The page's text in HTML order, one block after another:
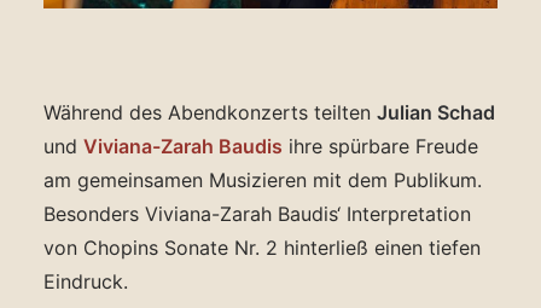
Während des Abendkonzerts teilten Julian Schad
und Viviana-Zarah Baudis ihre spürbare Freude
am gemeinsamen Musizieren mit dem Publikum.
Besonders Viviana-Zarah Baudis‘ Interpretation
von Chopins Sonate Nr. 2 hinterließ einen tiefen
Eindruck.